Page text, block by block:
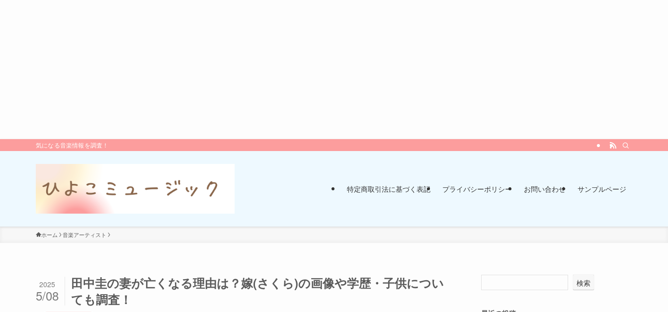
気になる音楽情報を調査！
特定商取引法に基づく表記 プライバシーポリシー お問い合わせ サンプルページ
ホーム 音楽アーティスト
田中圭の妻が亡くなる理由は？嫁(さくら)の画像や学歴・子供につい
ても調査！
2025
5/08
検索